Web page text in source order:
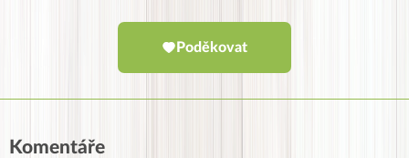
Poděkovat
Komentáře